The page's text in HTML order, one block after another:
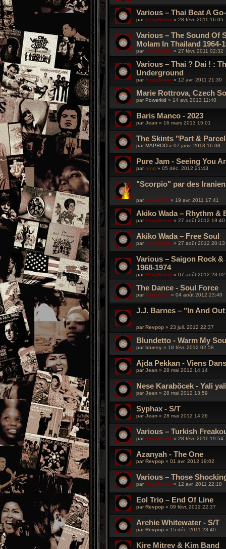
Various – Thai Beat A
parFoxyBronx » 28 févr. 2011 16:05
Various – The Sound Of
Molam In Thailand 1964-
par FoxyBronx » 27 févr. 2011 02:32
Various – Thai ? Dai ! :
Underground
par FoxyBronx » 12 avr. 2011 21:30
Marie Rottrova, Czech
par Powerkid » 14 avr. 2013 11:40
Baris Manco - 2023
parJean » 16 mars 2013 15:01
The Skints "Part &
par MAPROD » 07 janv. 2013 16:08
Pure Jam - Seeing You
parnino » 05 déc. 2012 21:43
"Scorpio" par des
par Wonder B » 19 avr. 2011 17:41
Akiko Wada – Rhythm &
parFoxyBronx » 27 août 2012 19:40
Akiko Wada – Free Soul
par FoxyBronx » 27 août 2012 20:13
Various – Saigon Rock
1968-1974
par FoxyBronx » 07 août 2012 23:02
The Dance - Soul Force
par funkiness » 04 août 2012 23:40
J.J. Barnes – "In And
par Revpop » 23 juil. 2012 22:37
Blundetto - Warm My
par bluesy » 18 févr. 2012 02:58
Ajda Pekkan - Viens
parJean » 28 mai 2012 14:14
Nese Karaböcek - Yali yali
par Jean » 28 mai 2012 13:59
Syphax - S/T
parJean » 28 mai 2012 14:26
Various – Turkish
par FoxyBronx » 28 févr. 2011 19:54
Azanyah - The One
parRevpop » 01 avr. 2012 19:02
Various – Those
par FoxyBronx » 12 avr. 2011 22:18
Eol Trio – End Of Line
parRevpop » 09 févr. 2012 22:37
Archie Whitewater - S/T
par Revpop » 15 déc. 2011 23:40
Kire Mitrev & Kim Band